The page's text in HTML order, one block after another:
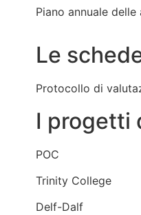
Piano annuale
Le
Protocollo di
I progetti
POC
Trinity College
Delf-Dalf